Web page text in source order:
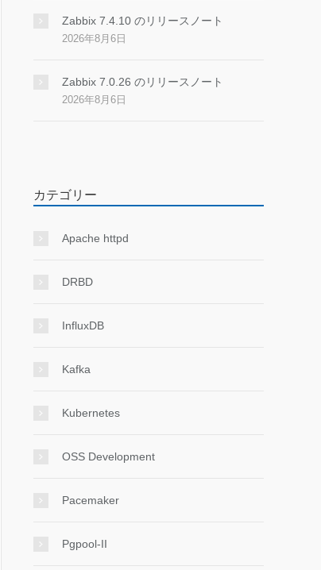
Zabbix 7.4.10 のリリースノート
2026年8月6日
Zabbix 7.0.26 のリリースノート
2026年8月6日
カテゴリー
Apache httpd
DRBD
InfluxDB
Kafka
Kubernetes
OSS Development
Pacemaker
Pgpool-II